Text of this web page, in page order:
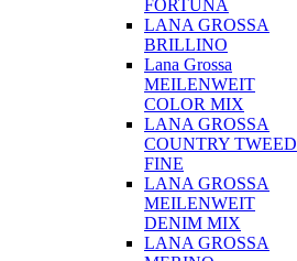
FORTUNA
LANA GROSSA
BRILLINO
Lana Grossa
MEILENWEIT
COLOR MIX
LANA GROSSA
COUNTRY TWEED
FINE
LANA GROSSA
MEILENWEIT
DENIM MIX
LANA GROSSA